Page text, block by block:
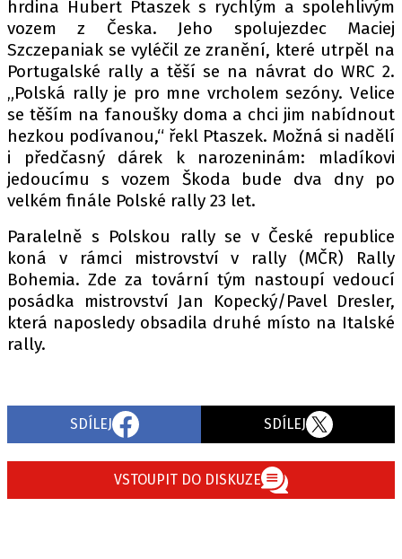
hrdina Hubert Ptaszek s rychlým a spolehlivým
vozem z Česka. Jeho spolujezdec Maciej
Szczepaniak se vyléčil ze zranění, které utrpěl na
Portugalské rally a těší se na návrat do WRC 2.
„Polská rally je pro mne vrcholem sezóny. Velice
se těším na fanoušky doma a chci jim nabídnout
hezkou podívanou,“ řekl Ptaszek. Možná si nadělí
i předčasný dárek k narozeninám: mladíkovi
jedoucímu s vozem Škoda bude dva dny po
velkém finále Polské rally 23 let.
Paralelně s Polskou rally se v České republice
koná v rámci mistrovství v rally (MČR) Rally
Bohemia. Zde za tovární tým nastoupí vedoucí
posádka mistrovství Jan Kopecký/Pavel Dresler,
která naposledy obsadila druhé místo na Italské
rally.
SDÍLEJ SDÍLEJ
VSTOUPIT DO DISKUZE